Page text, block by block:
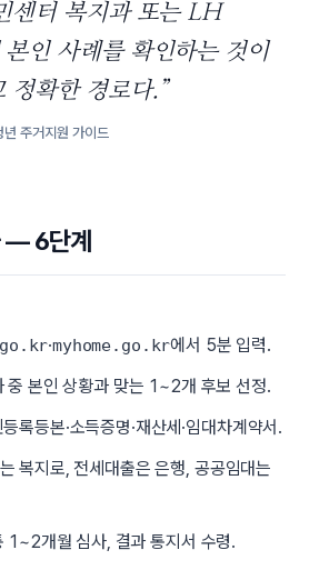
센터 복지과 또는 LH
본인 사례를 확인하는 것이
정확한 경로다.”
년 주거지원 가이드
— 6단계
·myhome.go.kr에서 5분 입력.
본인 상황과 맞는 1~2개 후보 선정.
록등본·소득증명·재산세·임대차계약서.
복지로, 전세대출은 은행, 공공임대는
개월 심사, 결과 통지서 수령.